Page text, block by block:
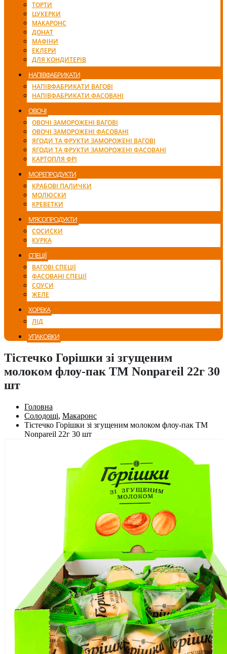
ТОРТИ
ЦУКЕРКИ
МАКАРОНС
ДОНАТ
МАФІНИ
ЕКЛЕРИ
ДЛЯ КОНДИТЕРІВ
НАПІВФАБРИКАТИ
НАПІВФАБРИКАТИ ВАГОВІ
НАПІВФАБРИКАТИ ФАСОВАНІ
ОВОЧІ
ОВОЧІ ЗАМОРОЖЕНІ ВАГОВІ
ОВОЧІ ЗАМОРОЖЕНІ ФАСОВАНІ
ЯГОДИ ТА ФРУКТИ ЗАМОРОЖЕНІ ВАГОВІ
ЯГОДИ ТА ФРУКТИ ЗАМОРОЖЕНІ ФАСОВАНІ
КАРТОПЛЯ ФРІ
МОРЕПРОДУКТИ
КРАБОВІ ПАЛИЧКИ
МОЛЮСКИ
КРЕВЕТКИ
М’ЯСОПРОДУКТИ
СОСИСКИ
КУРКА
СПЕЦІЇ
ВАГОВІ СПЕЦІЇ
ФАСОВАНІ СПЕЦІЇ
СОУСИ
ЖЕЛЕ
ХОРЕКА
ЛІД
УПАКОВКИ
Тістечко Горішки зі згущеним
молоком флоу-пак ТМ Nonpareil 22г 30
шт
Головна
Солодощі, Макаронс
Тістечко Горішки зі згущеним молоком флоу-пак ТМ
Nonpareil 22г 30 шт